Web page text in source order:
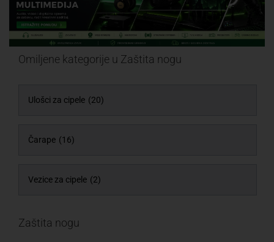
ili
serijski
broj
Omiljene kategorije u Zaštita nogu
Ulošci za cipele (20)
Čarape (16)
Vezice za cipele (2)
Zaštita nogu